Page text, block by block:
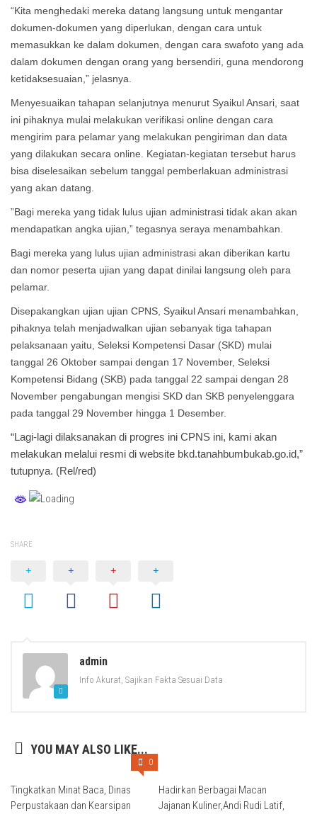
“Kita menghedaki mereka datang langsung untuk mengantar
dokumen-dokumen yang diperlukan, dengan cara untuk
memasukkan ke dalam dokumen, dengan cara swafoto yang ada
dalam dokumen dengan orang yang bersendiri, guna mendorong
ketidaksesuaian,” jelasnya.
Menyesuaikan tahapan selanjutnya menurut Syaikul Ansari, saat
ini pihaknya mulai melakukan verifikasi online dengan cara
mengirim para pelamar yang melakukan pengiriman dan data
yang dilakukan secara online. Kegiatan-kegiatan tersebut harus
bisa diselesaikan sebelum tanggal pemberlakuan administrasi
yang akan datang.
”Bagi mereka yang tidak lulus ujian administrasi tidak akan akan
mendapatkan angka ujian,” tegasnya seraya menambahkan.
Bagi mereka yang lulus ujian administrasi akan diberikan kartu
dan nomor peserta ujian yang dapat dinilai langsung oleh para
pelamar.
Disepakangkan ujian ujian CPNS, Syaikul Ansari menambahkan,
pihaknya telah menjadwalkan ujian sebanyak tiga tahapan
pelaksanaan yaitu, Seleksi Kompetensi Dasar (SKD) mulai
tanggal 26 Oktober sampai dengan 17 November, Seleksi
Kompetensi Bidang (SKB) pada tanggal 22 sampai dengan 28
November pengabungan mengisi SKD dan SKB penyelenggara
pada tanggal 29 November hingga 1 Desember.
“Lagi-lagi dilaksanakan di progres ini CPNS ini, kami akan
melakukan melalui resmi di website bkd.tanahbumbukab.go.id,”
tutupnya. (Rel/red)
SHARE
admin
Info Akurat, Sajikan Fakta Sesuai Data
YOU MAY ALSO LIKE...
0
Tingkatkan Minat Baca, Dinas
Perpustakaan dan Kearsipan
Hadirkan Berbagai Macan
Jajanan Kuliner,Andi Rudi Latif,